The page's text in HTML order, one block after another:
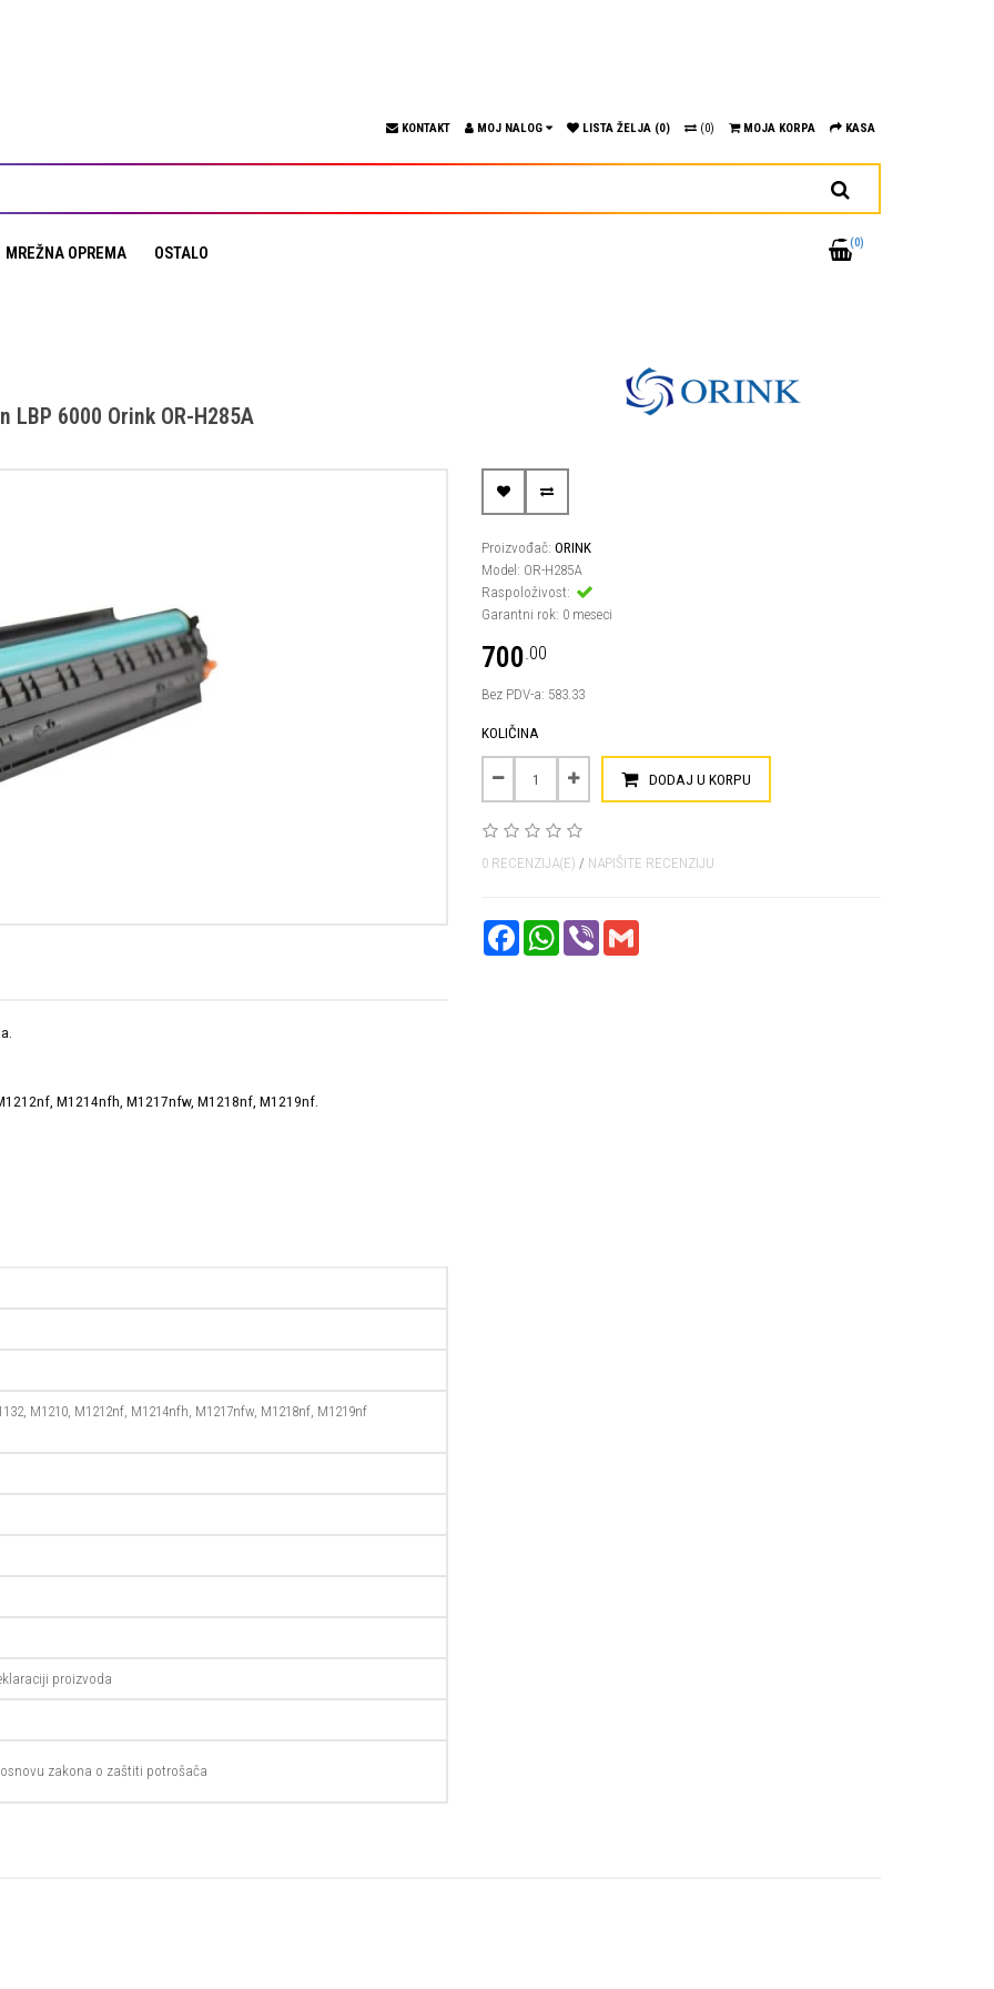
KONTAKT MOJ NALOG LISTA ŽELJA (0) (0) MOJA KORPA KASA
MREŽNA OPREMA OSTALO
(0)
LBP 6000 Orink OR-H285A
M1214nfh, M1217nfw, M1218nf, M1219nf.
M1210, M1212nf, M1214nfh, M1217nfw, M1218nf, M1219nf
proizvoda
zakona o zaštiti potrošača
Proizvođač: ORINK
Model: OR-H285A
Raspoloživost:
Garantni rok: 0 meseci
700.00
Bez PDV-a: 583.33
KOLIČINA
DODAJ U KORPU
0 RECENZIJA(E) / NAPIŠITE RECENZIJU
FACEBOOKWHATSAPP
VIBER